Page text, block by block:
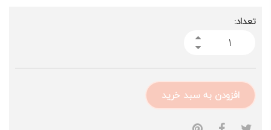
تعداد:
افزودن به سبد خرید